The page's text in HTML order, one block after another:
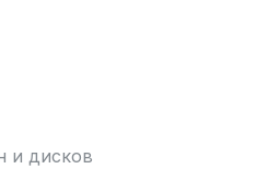
и дисков